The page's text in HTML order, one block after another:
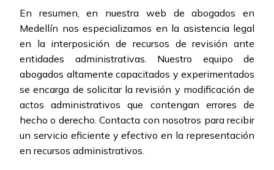
En resumen, en nuestra web de abogados en
Medellín nos especializamos en la asistencia legal
en la interposición de recursos de revisión ante
entidades administrativas. Nuestro equipo de
abogados altamente capacitados y experimentados
se encarga de solicitar la revisión y modificación de
actos administrativos que contengan errores de
hecho o derecho. Contacta con nosotros para recibir
un servicio eficiente y efectivo en la representación
en recursos administrativos.